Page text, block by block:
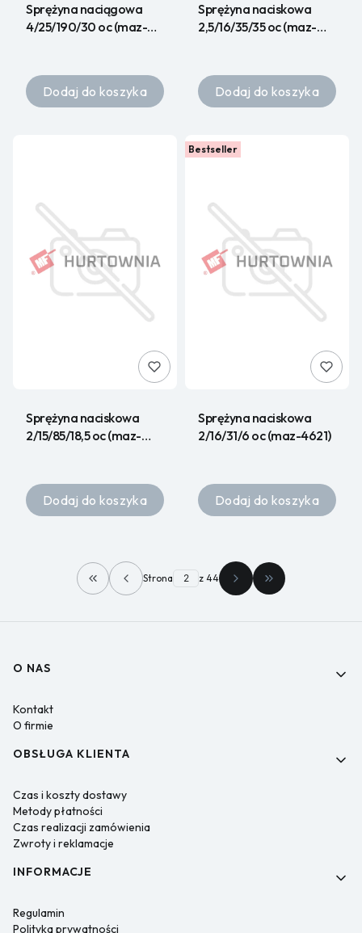
Sprężyna naciągowa
4/25/190/30 oc (maz-
Dodaj do koszyka
Sprężyna naciskowa
2,5/16/35/35 oc (maz-
Dodaj do koszyka
Sprężyna naciskowa
2/15/85/18,5 oc (maz-
Dodaj do koszyka
Bestseller
Sprężyna naciskowa
2/16/31/6 oc (maz-4621)
Dodaj do koszyka
Wróć do pierwszej strony z produktami
Strona z 44 Przejdź do
Linki w stopce
O NAS
Kontakt
O firmie
OBSŁUGA KLIENTA
Czas i koszty dostawy
Metody płatności
Czas realizacji zamówienia
Zwroty i reklamacje
INFORMACJE
Regulamin
Polityka prywatności